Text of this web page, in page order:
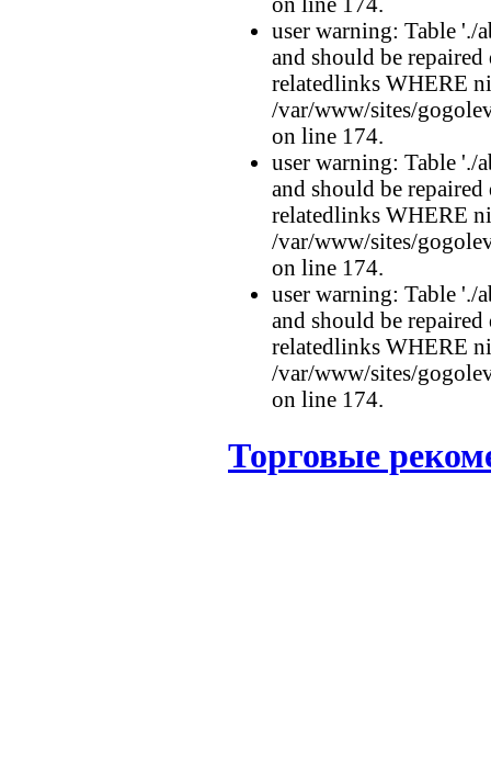
user warning: Table './
and should be
relatedlinks WHERE
/var/www/sites/
on line 174.
user warning: Table './
and should be
relatedlinks WHERE
/var/www/sites/
on line 174.
user warning: Table './
and should be
relatedlinks WHERE
/var/www/sites/
on line 174.
Торговые